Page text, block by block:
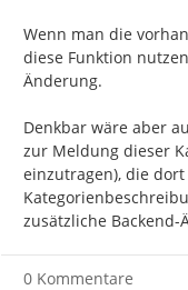
Wenn man die
diese Funktion
Änderung.
Denkbar wäre aber
zur Meldung dieser
einzutragen), die
zusätzliche Backend-
0 Kommentare